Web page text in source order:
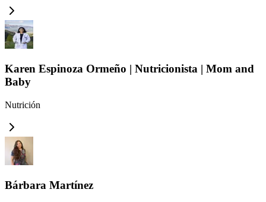
Karen Espinoza Ormeño | Nutricionista | Mom and
Baby
Nutrición
Bárbara Martínez